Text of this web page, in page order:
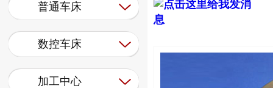
普通车床
数控车床
加工中心